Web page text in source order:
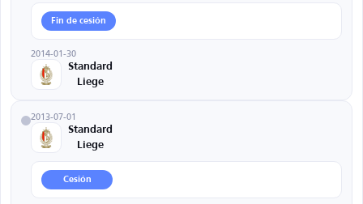
Fin de cesión
2014-01-30
Standard
Liege
2013-07-01
Standard
Liege
Cesión